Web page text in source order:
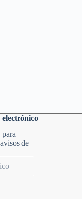
electrónico
de